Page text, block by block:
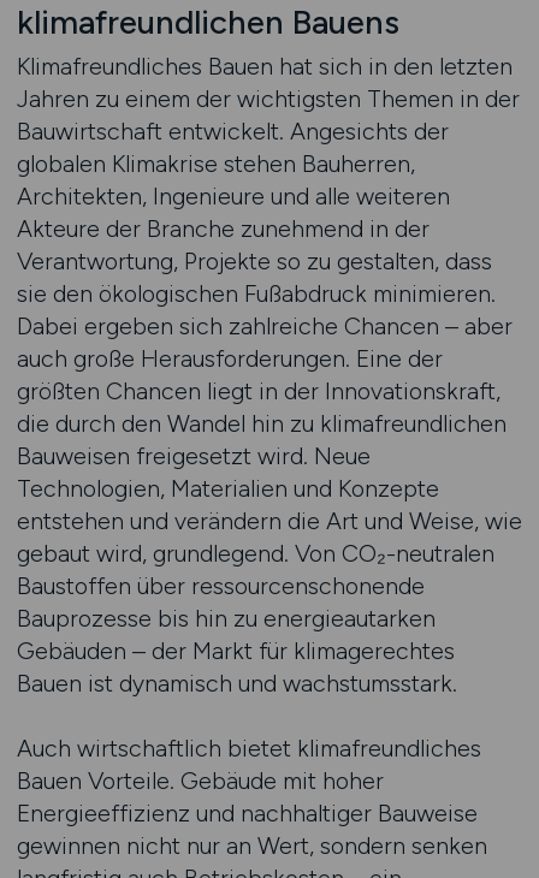
klimafreundlichen Bauens
Klimafreundliches Bauen hat sich in den letzten
Jahren zu einem der wichtigsten Themen in der
Bauwirtschaft entwickelt. Angesichts der
globalen Klimakrise stehen Bauherren,
Architekten, Ingenieure und alle weiteren
Akteure der Branche zunehmend in der
Verantwortung, Projekte so zu gestalten, dass
sie den ökologischen Fußabdruck minimieren.
Dabei ergeben sich zahlreiche Chancen – aber
auch große Herausforderungen. Eine der
größten Chancen liegt in der Innovationskraft,
die durch den Wandel hin zu klimafreundlichen
Bauweisen freigesetzt wird. Neue
Technologien, Materialien und Konzepte
entstehen und verändern die Art und Weise, wie
gebaut wird, grundlegend. Von CO₂-neutralen
Baustoffen über ressourcenschonende
Bauprozesse bis hin zu energieautarken
Gebäuden – der Markt für klimagerechtes
Bauen ist dynamisch und wachstumsstark.
Auch wirtschaftlich bietet klimafreundliches
Bauen Vorteile. Gebäude mit hoher
Energieeffizienz und nachhaltiger Bauweise
gewinnen nicht nur an Wert, sondern senken